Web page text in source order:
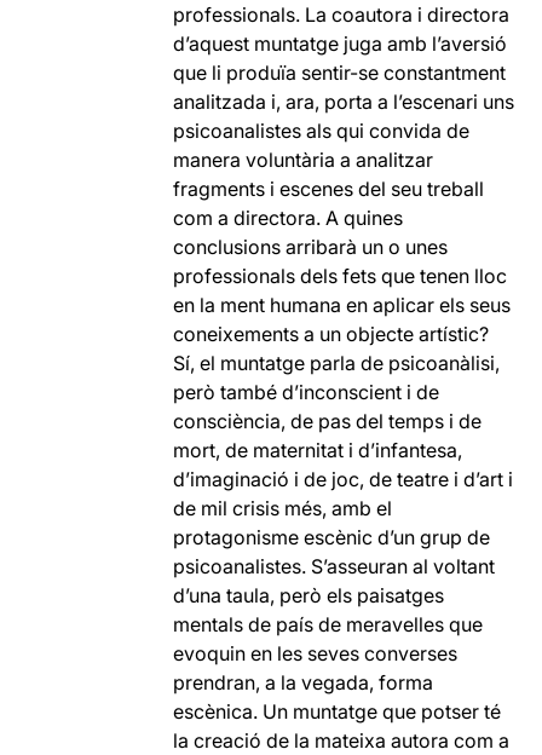
professionals. La coautora i directora
d’aquest muntatge juga amb l’aversió
que li produïa sentir-se constantment
analitzada i, ara, porta a l’escenari uns
psicoanalistes als qui convida de
manera voluntària a analitzar
fragments i escenes del seu treball
com a directora. A quines
conclusions arribarà un o unes
professionals dels fets que tenen lloc
en la ment humana en aplicar els seus
coneixements a un objecte artístic?
Sí, el muntatge parla de psicoanàlisi,
però també d’inconscient i de
consciència, de pas del temps i de
mort, de maternitat i d’infantesa,
d’imaginació i de joc, de teatre i d’art i
de mil crisis més, amb el
protagonisme escènic d’un grup de
psicoanalistes. S’asseuran al voltant
d’una taula, però els paisatges
mentals de país de meravelles que
evoquin en les seves converses
prendran, a la vegada, forma
escènica. Un muntatge que potser té
la creació de la mateixa autora com a